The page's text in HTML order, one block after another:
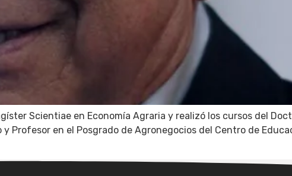
Scientiae en Economía Agraria y realizó los cursos del
Profesor en el Posgrado de Agronegocios del Centro de